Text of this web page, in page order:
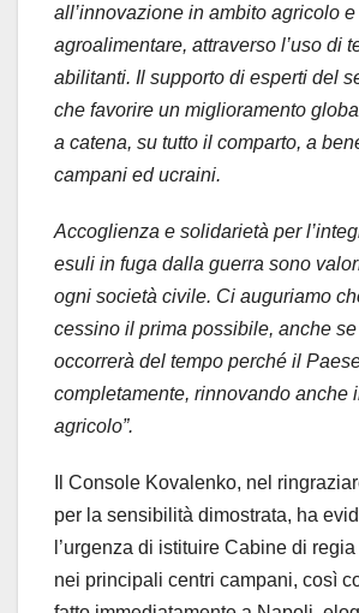
all’innovazione in ambito agricolo e
agroalimentare, attraverso l’uso di
abilitanti. Il supporto di esperti del
che favorire un miglioramento
a catena, su tutto il comparto, a
campani ed ucraini.
Accoglienza e solidarietà per
esuli in fuga dalla guerra sono
ogni società civile. Ci auguriamo
cessino il prima possibile, anche
occorrerà del tempo perché il
completamente, rinnovando anche
agricolo”.
Il Console Kovalenko, nel
per la sensibilità dimostrata, ha
l’urgenza di istituire Cabine di
nei principali centri campani, così